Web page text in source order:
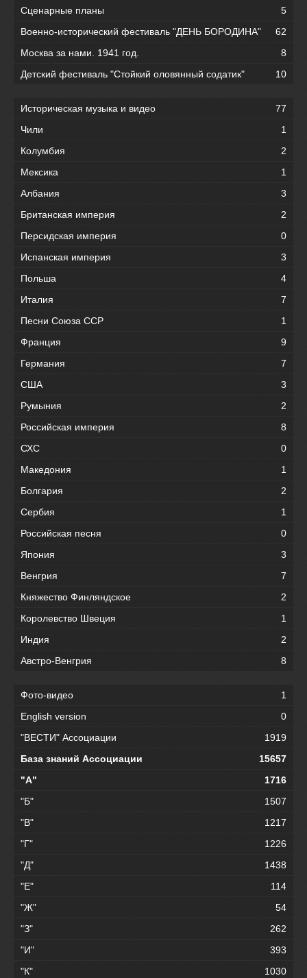
Сценарные планы
5
Военно-исторический фестиваль "ДЕНЬ БОРОДИНА"
62
Москва за нами. 1941 год.
8
Детский фестиваль "Стойкий оловянный содатик"
10
Историческая музыка и видео
77
Чили
1
Колумбия
2
Мексика
1
Албания
3
Британская империя
2
Персидская империя
0
Испанская империя
3
Польша
4
Италия
7
Песни Союза ССР
1
Франция
9
Германия
7
США
3
Румыния
2
Российская империя
8
СХС
0
Македония
1
Болгария
2
Сербия
1
Российская песня
0
Япония
3
Венгрия
7
Княжество Финляндское
2
Королевство Швеция
1
Индия
2
Австро-Венгрия
8
Фото-видео
1
English version
0
"ВЕСТИ" Ассоциации
1919
База знаний Ассоциации
15657
"А"
1716
"Б"
1507
"В"
1217
"Г"
1226
"Д"
1438
"Е"
114
"Ж"
54
"З"
262
"И"
393
"К"
1030